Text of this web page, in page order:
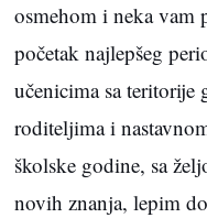
osmehom i neka vam
početak najlepšeg
učenicima sa
roditeljima i
školske godine, sa
novih znanja, lepim